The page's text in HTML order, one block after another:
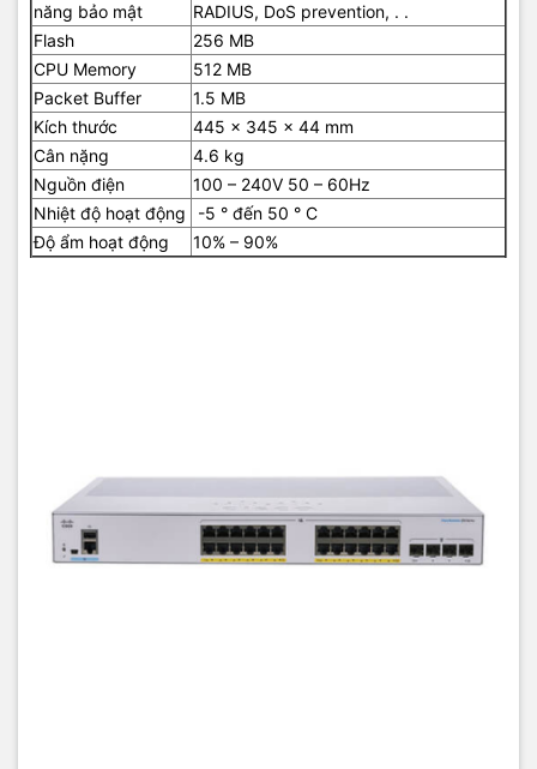
năng bảo mật
RADIUS, DoS prevention, . .
Flash
256 MB
CPU Memory
512 MB
Packet Buffer
1.5 MB
Kích thước
445 x 345 x 44 mm
Cân nặng
4.6 kg
Nguồn điện
100 – 240V 50 – 60Hz
Nhiệt độ hoạt động
-5 ° đến 50 ° C
Độ ẩm hoạt động
10% – 90%